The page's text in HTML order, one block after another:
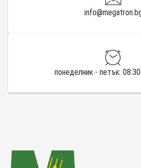
понеделник - петък: